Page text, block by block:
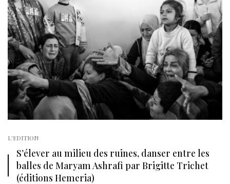
L'EDITION
S’élever au milieu des ruines, danser entre les
balles de Maryam Ashrafi par Brigitte Trichet
(éditions Hemeria)